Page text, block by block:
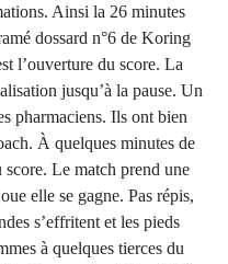
Ainsi la 26 minutes
dossard n°6 de Koring
l’ouverture du score. La
jusqu’à la pause. Un
pharmaciens. Ils ont bien
À quelques minutes de
Le match prend une
elle se gagne. Pas répis,
s’effritent et les pieds
à quelques tierces du